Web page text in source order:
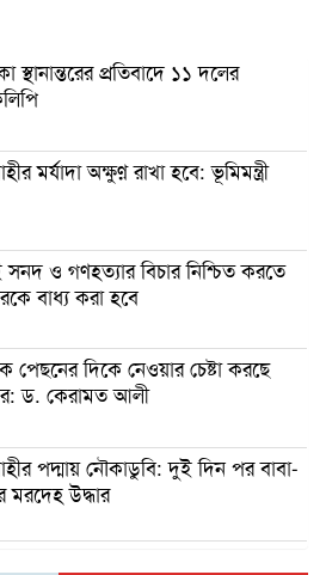
স্থানান্তরের প্রতিবাদে ১১ দলের
মর্যাদা অক্ষুণ্ন রাখা হবে: ভূমিমন্ত্রী
ও গণহত্যার বিচার নিশ্চিত করতে
বাধ্য করা হবে
পেছনের দিকে নেওয়ার চেষ্টা করছে
ড. কেরামত আলী
পদ্মায় নৌকাডুবি: দুই দিন পর বাবা-
মরদেহ উদ্ধার